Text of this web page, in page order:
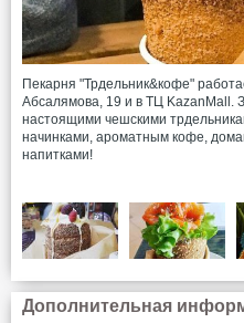
Пекарня "Трдельник&кофе"
Абсалямова, 19 и в ТЦ KazanMall.
настоящими чешскими
начинками, ароматным кофе,
напитками!
Дополнительная